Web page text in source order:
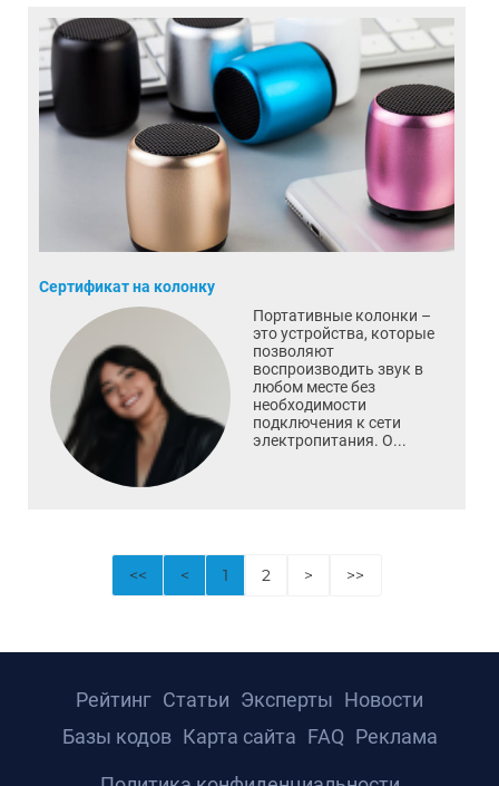
Сертификат на колонку
Портативные колонки –
это устройства, которые
позволяют
воспроизводить звук в
любом месте без
необходимости
подключения к сети
электропитания. О...
<< < 1 2 > >>
Рейтинг Статьи Эксперты Новости
Базы кодов Карта сайта FAQ Реклама